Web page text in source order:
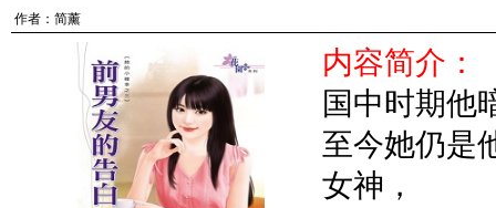
作者： 简薰
内容简介：
国中时期他
至今她仍是
女神，